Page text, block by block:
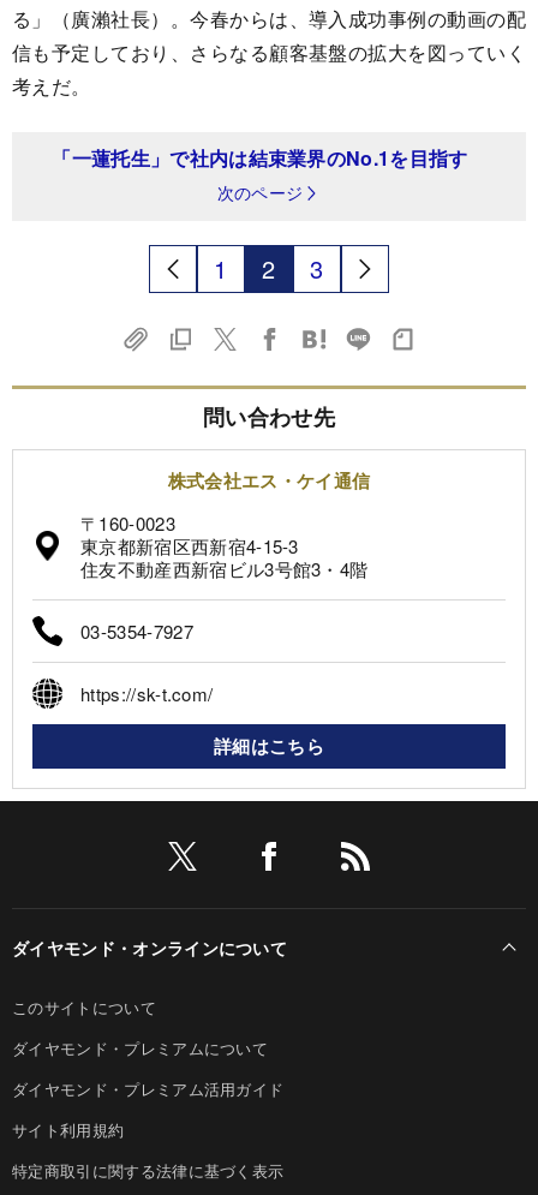
る」（廣瀨社長）。今春からは、導入成功事例の動画の配
信も予定しており、さらなる顧客基盤の拡大を図っていく
考えだ。
「一蓮托生」で社内は結束業界のNo.1を目指す
次のページ
1 2 3
問い合わせ先
株式会社エス・ケイ通信
〒160-0023
東京都新宿区西新宿4-15-3
住友不動産西新宿ビル3号館3・4階
03-5354-7927
https://sk-t.com/
詳細はこちら
ダイヤモンド・オンラインについて
このサイトについて
ダイヤモンド・プレミアムについて
ダイヤモンド・プレミアム活用ガイド
サイト利用規約
特定商取引に関する法律に基づく表示